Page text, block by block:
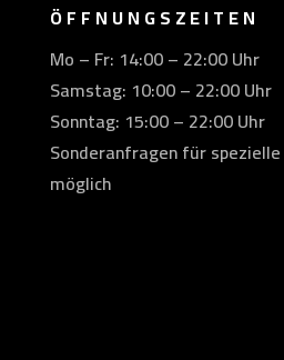
ÖFFNUNGSZEITEN
Mo – Fr: 14:00 – 22:00 Uhr
Samstag: 10:00 – 22:00 Uhr
Sonntag: 15:00 – 22:00 Uhr
Sonderanfragen für
möglich